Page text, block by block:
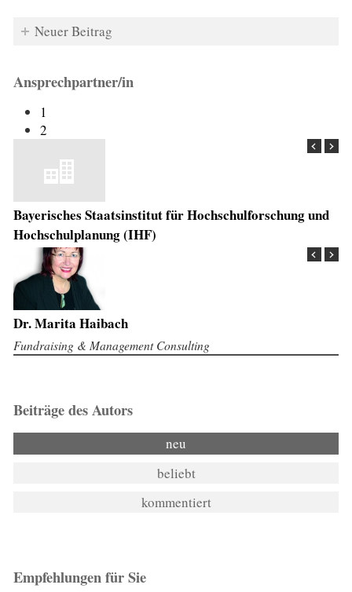
Neuer Beitrag
Ansprechpartner/in
1
2
Bayerisches Staatsinstitut für Hochschulforschung und
Hochschulplanung (IHF)
Dr. Marita Haibach
Fundraising & Management Consulting
Beiträge des Autors
neu
beliebt
kommentiert
Empfehlungen für Sie